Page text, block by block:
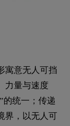
寓意无人可挡
力量与速度
的统一；传递
，以无人可